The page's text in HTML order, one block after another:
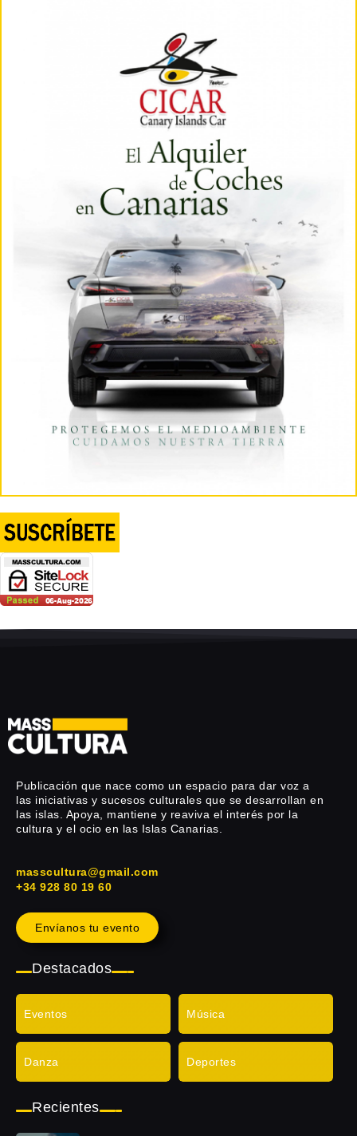
Publicación que nace como un espacio para dar voz a
las iniciativas y sucesos culturales que se desarrollan en
las islas. Apoya, mantiene y reaviva el interés por la
cultura y el ocio en las Islas Canarias.
masscultura@gmail.com
+34 928 80 19 60
Envíanos tu evento
Destacados
Eventos Música
Danza Deportes
Recientes